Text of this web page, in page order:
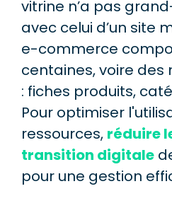
vitrine n’a pas
avec celui d’un site
e-commerce
centaines, voire des
: fiches produits,
Pour optimiser
ressources, réduire
transition digitale
pour une gestion